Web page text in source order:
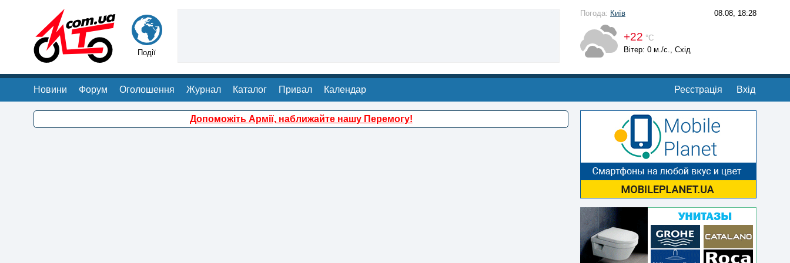
Події
Погода: Київ 08.08, 18:28
+22 °С
Вітер: 0 м./с., Схід
Новини Форум Оголошення Журнал Каталог Привал Календар Реєстрація Вхід
Допоможіть Армії, наближайте нашу Перемогу!